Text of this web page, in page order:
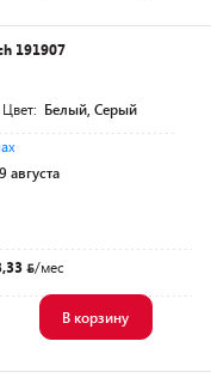
191907
Цвет: Белый, Серый
августа
/мес
В корзину